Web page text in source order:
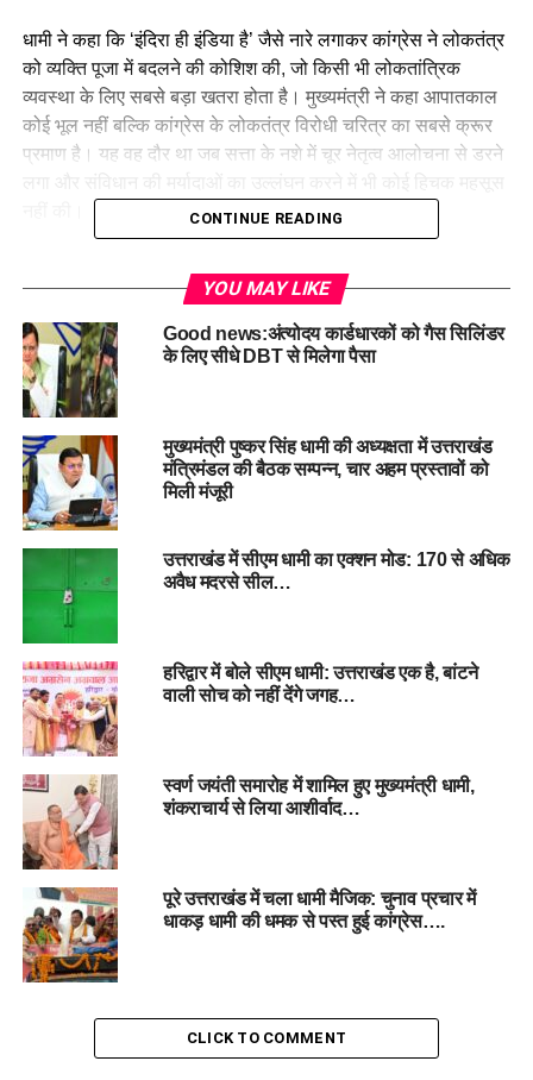
धामी ने कहा कि ‘इंदिरा ही इंडिया है’ जैसे नारे लगाकर कांग्रेस ने लोकतंत्र
को व्यक्ति पूजा में बदलने की कोशिश की, जो किसी भी लोकतांत्रिक
व्यवस्था के लिए सबसे बड़ा खतरा होता है। मुख्यमंत्री ने कहा आपातकाल
कोई भूल नहीं बल्कि कांग्रेस के लोकतंत्र विरोधी चरित्र का सबसे क्रूर
प्रमाण है। यह वह दौर था जब सत्ता के नशे में चूर नेतृत्व आलोचना से डरने
इतिहास हमें याद दिलाता है कि जिन हाथों ने कभी संविधान की आत्मा को
कुचला था, वे आज भी सत्ता की खातिर किसी भी हद तक जा सकते हैं।
मुख्यमंत्री पुष्कर सिंह धामी ने जनता से आग्रह किया कि लोकतंत्र की रक्षा
केवल इतिहास को याद रखने से नहीं, बल्कि सतर्कता और सच को स्वीकार
करने से ही संभव है।
#Emergency1975 #PushkarSinghDhami
#AttackonDemocracy #Emergency1975
#SamvidhanHatyaDiwas
RELATED TOPICS:
ATTACKONDEMOCRACY
EMERGENCY1975
PUSHKARSINGHDHAMI
SAMVIDHANHATYADIWAS
मुख्यमंत्री पुष्कर सिंह धामी की अध्यक्षता में उत्तराखंड मंत्रिमंडल की
बैठक सम्पन्न, चार अहम प्रस्तावों को मिली मंजूरी
DON'T MISS
CONTINUE READING
YOU MAY LIKE
Good news:अंत्योदय कार्डधारकों को गैस सिलिंडर
के लिए सीधे DBT से मिलेगा पैसा
मुख्यमंत्री पुष्कर सिंह धामी की अध्यक्षता में उत्तराखंड
मंत्रिमंडल की बैठक सम्पन्न, चार अहम प्रस्तावों को
मिली मंजूरी
उत्तराखंड में सीएम धामी का एक्शन मोड: 170 से अधिक
अवैध मदरसे सील…
हरिद्वार में बोले सीएम धामी: उत्तराखंड एक है, बांटने
वाली सोच को नहीं देंगे जगह…
स्वर्ण जयंती समारोह में शामिल हुए मुख्यमंत्री धामी,
शंकराचार्य से लिया आशीर्वाद…
पूरे उत्तराखंड में चला धामी मैजिक: चुनाव प्रचार में
धाकड़ धामी की धमक से पस्त हुई कांग्रेस….
CLICK TO COMMENT